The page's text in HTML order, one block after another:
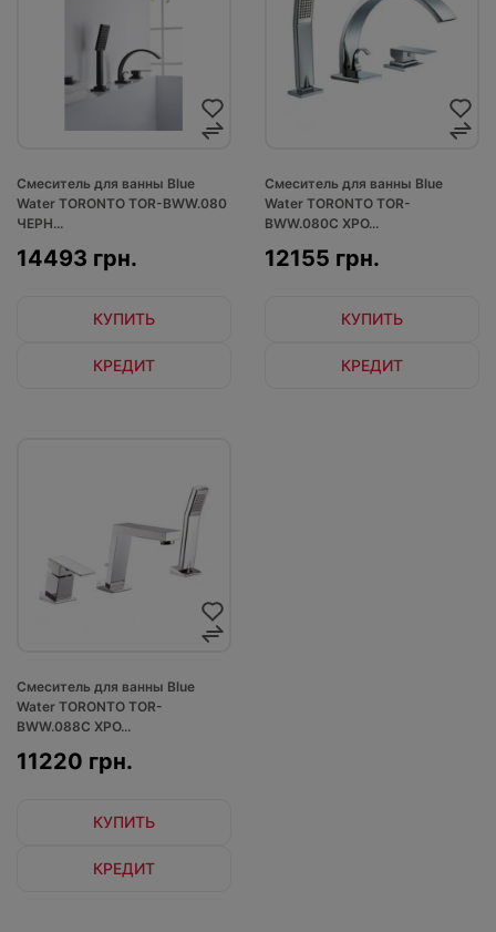
Смеситель для ванны Blue
Water TORONTO TOR-BWW.080
ЧЕРН...
14493 грн.
КУПИТЬ
КРЕДИТ
Смеситель для ванны Blue
Water TORONTO TOR-
BWW.080C ХРО...
12155 грн.
КУПИТЬ
КРЕДИТ
Смеситель для ванны Blue
Water TORONTO TOR-
BWW.088C ХРО...
11220 грн.
КУПИТЬ
КРЕДИТ